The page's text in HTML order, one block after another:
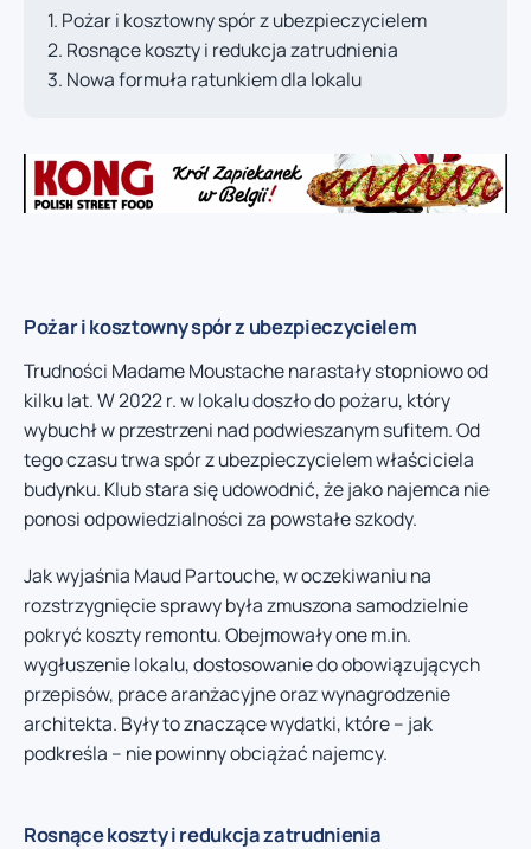
Pożar i kosztowny spór z ubezpieczycielem
Rosnące koszty i redukcja zatrudnienia
Nowa formuła ratunkiem dla lokalu
Pożar i kosztowny spór z ubezpieczycielem
Trudności Madame Moustache narastały stopniowo od
kilku lat. W 2022 r. w lokalu doszło do pożaru, który
wybuchł w przestrzeni nad podwieszanym sufitem. Od
tego czasu trwa spór z ubezpieczycielem właściciela
budynku. Klub stara się udowodnić, że jako najemca nie
ponosi odpowiedzialności za powstałe szkody.
Jak wyjaśnia Maud Partouche, w oczekiwaniu na
rozstrzygnięcie sprawy była zmuszona samodzielnie
pokryć koszty remontu. Obejmowały one m.in.
wygłuszenie lokalu, dostosowanie do obowiązujących
przepisów, prace aranżacyjne oraz wynagrodzenie
architekta. Były to znaczące wydatki, które – jak
podkreśla – nie powinny obciążać najemcy.
Rosnące koszty i redukcja zatrudnienia